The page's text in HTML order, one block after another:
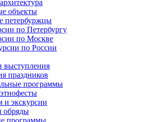
объекты
петербуржцы
по Петербургу
по Москве
по России
выступления
праздников
программы
и экскурсии
обряды
программы